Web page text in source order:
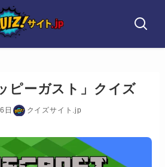
ピーガスト」クイズ
日 クイズサイト.jp